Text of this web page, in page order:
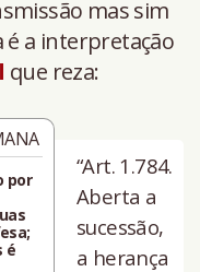
mas sim
é a interpretação
que reza:
por
é
“Art. 1.784.
Aberta a
sucessão,
a herança